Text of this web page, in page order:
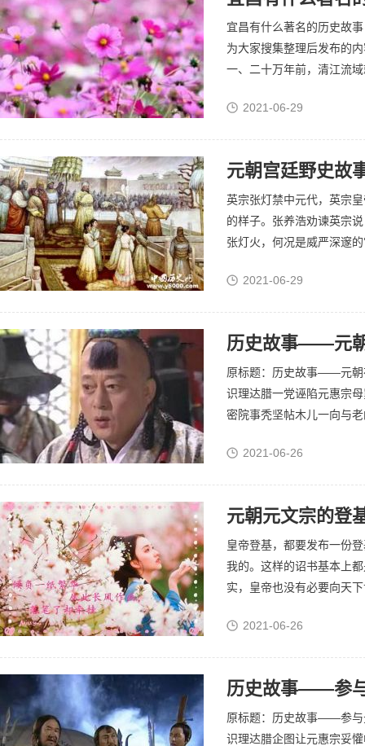
宜昌有什么著名的历史故
为大家搜集整理后发布的
一、二十万年前，清江流
2021-06-29
元朝宫廷野史故
英宗张灯禁中元代，英宗
的样子。张养浩劝谏英宗
张灯火，何况是威严深邃
您...2021-06-29
历史故事——元
原标题：历史故事——元朝
识理达腊一党诬陷元惠宗
密院事秃坚帖木儿一向与
监...2021-06-26
元朝元文宗的登
皇帝登基，都要发布一份
我的。这样的诏书基本上
实，皇帝也没有必要向天
解释说...
2021-06-26
历史故事——参
原标题：历史故事——参与
识理达腊企图让元惠宗妥